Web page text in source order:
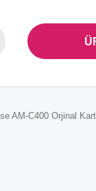
AM-C400 Orjinal